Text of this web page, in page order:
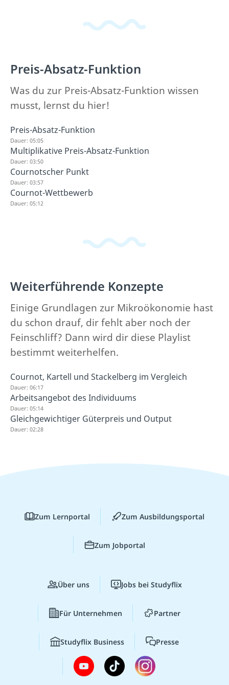
Preis-Absatz-Funktion
Was du zur Preis-Absatz-Funktion wissen
musst, lernst du hier!
Preis-Absatz-Funktion
Dauer: 05:05
Multiplikative Preis-Absatz-Funktion
Dauer: 03:50
Cournotscher Punkt
Dauer: 03:57
Cournot-Wettbewerb
Dauer: 05:12
Weiterführende Konzepte
Einige Grundlagen zur Mikroökonomie hast
du schon drauf, dir fehlt aber noch der
Feinschliff? Dann wird dir diese Playlist
bestimmt weiterhelfen.
Cournot, Kartell und Stackelberg im Vergleich
Dauer: 06:17
Arbeitsangebot des Individuums
Dauer: 05:14
Gleichgewichtiger Güterpreis und Output
Dauer: 02:28
Zum Lernportal Zum Ausbildungsportal
Zum Jobportal
Über uns Jobs bei Studyflix
Für Unternehmen Partner
Studyflix Business Presse